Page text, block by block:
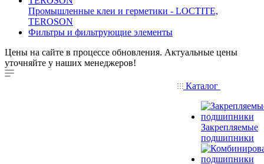
Промышленные клеи и герметики - LOCTITE,
TEROSON
Фильтры и фильтрующие элементы
Цены на сайте в процессе обновления. Актуальные цены
уточняйте у наших менеджеров!
Каталог
Закрепляемые
подшипники